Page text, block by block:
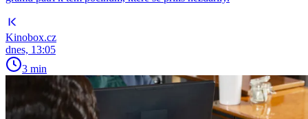
Kinobox.cz
dnes, 13:05
3 min